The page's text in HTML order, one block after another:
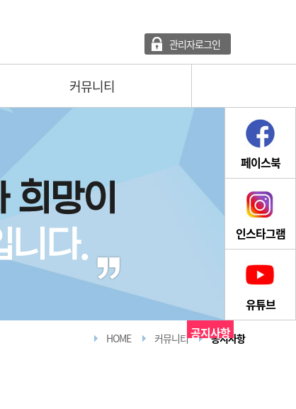
페이스북
인스타그램
유튜브
관리자로그인
커뮤니티
HOME 커뮤니티 공지사항
공지사항